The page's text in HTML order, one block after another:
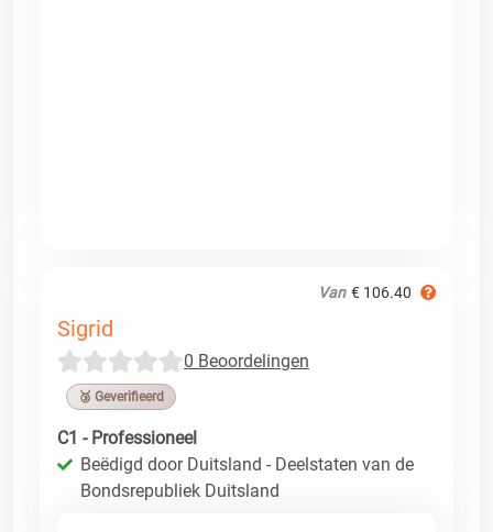
Van € 106.40
Sigrid
0 Beoordelingen
🥉 Geverifieerd
C1 - Professioneel
Beëdigd door Duitsland - Deelstaten van de
Bondsrepubliek Duitsland